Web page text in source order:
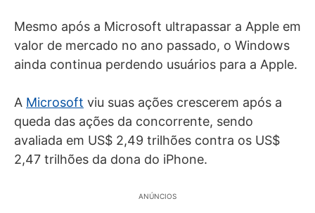
Mesmo após a Microsoft ultrapassar a Apple em
valor de mercado no ano passado, o Windows
ainda continua perdendo usuários para a Apple.
A Microsoft viu suas ações crescerem após a
queda das ações da concorrente, sendo
avaliada em US$ 2,49 trilhões contra os US$
2,47 trilhões da dona do iPhone.
ANÚNCIOS